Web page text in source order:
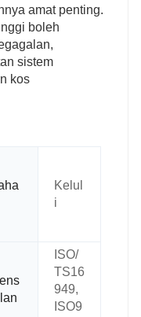
amat penting.
boleh
sistem
kos
Kelul
i
ISO/
TS16
949,
ISO9